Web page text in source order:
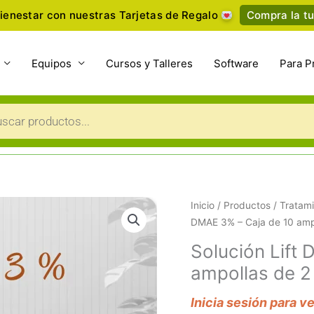
con nuestras Tarjetas de Regalo Compra la
Equipos Cursos y Talleres Software Para
Inicio / Productos /
DMAE 3% – Caja de 10
Solución Lift
ampollas de
Inicia sesión para